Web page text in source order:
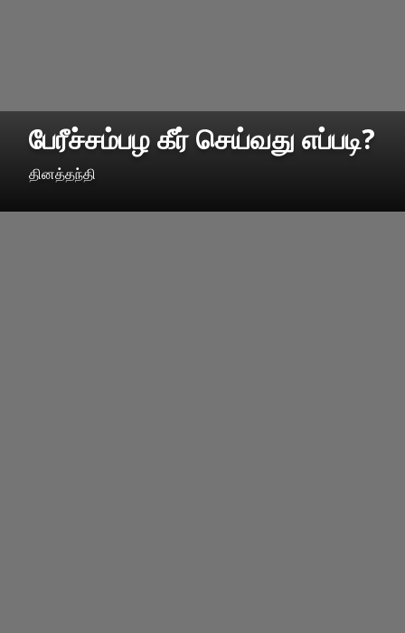
பேரீச்சம்பழ கீர் செய்வது எப்படி?
தினத்தந்தி